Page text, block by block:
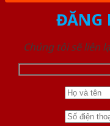
ĐĂNG
Chúng tôi sẽ liên